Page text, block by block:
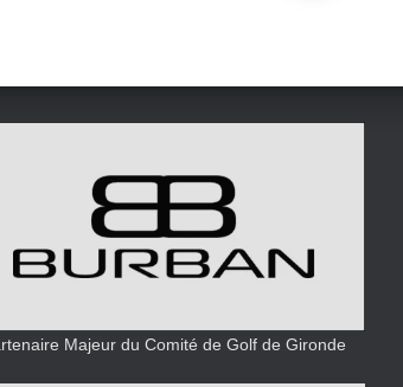
Majeur du Comité de Golf de Gironde